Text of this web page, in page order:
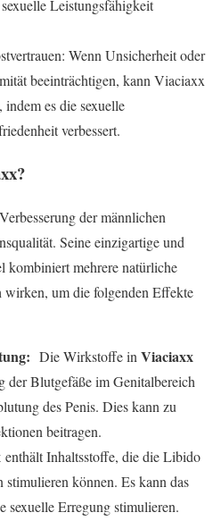
Leistungsfähigkeit
Wenn Unsicherheit oder
beeinträchtigen, kann Viaciaxx
es die sexuelle
verbessert.
der männlichen
Seine einzigartige und
kombiniert mehrere natürliche
wirken, um die folgenden Effekte
Die Wirkstoffe in Viaciaxx
der Blutgefäße im Genitalbereich
des Penis. Dies kann zu
beitragen.
enthält Inhaltsstoffe, die die Libido
stimulieren können. Es kann das
sexuelle Erregung stimulieren.